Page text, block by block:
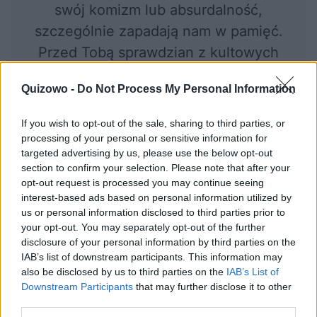
Quizowo - Do Not Process My Personal Information
If you wish to opt-out of the sale, sharing to third parties, or
processing of your personal or sensitive information for
targeted advertising by us, please use the below opt-out
section to confirm your selection. Please note that after your
opt-out request is processed you may continue seeing
interest-based ads based on personal information utilized by
us or personal information disclosed to third parties prior to
your opt-out. You may separately opt-out of the further
disclosure of your personal information by third parties on the
IAB’s list of downstream participants. This information may
also be disclosed by us to third parties on the IAB’s List of
Downstream Participants that may further disclose it to other
swój komizm lub absurdalność,
szczególnie zapadają nam w pamięć.
Przed Tobą sprawdzian z kultowych
polskich komedii. Podniesiesz średnią?
Rozpocznij quiz
15 polskich komedii wszech
czasów - rozpoznasz je po
jednym kadrze?